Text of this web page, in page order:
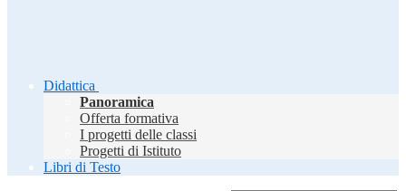
Didattica
Panoramica
Offerta formativa
I progetti delle classi
Progetti di Istituto
Libri di Testo